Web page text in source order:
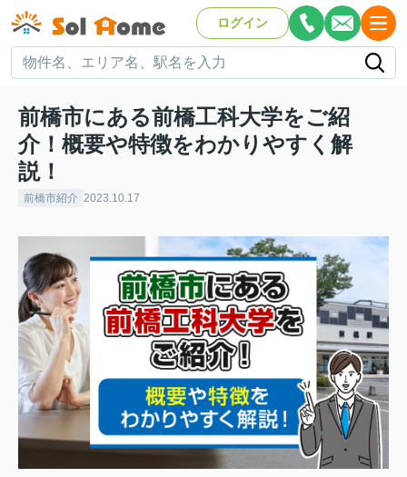
ログイン
前橋市にある前橋工科大学をご紹
介！概要や特徴をわかりやすく解
説！
前橋市紹介 2023.10.17